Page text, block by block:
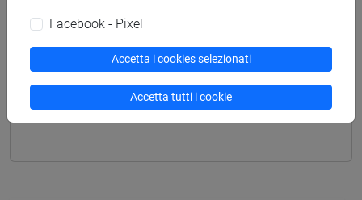
Struttura generale dell'insegnamento
FINANCIAL ECONOMICS
FINANCIAL ECONOMICS - 1
FINANCIAL ECONOMICS - 2
Facebook - Pixel
Accetta i cookies selezionati
Accetta tutti i cookie